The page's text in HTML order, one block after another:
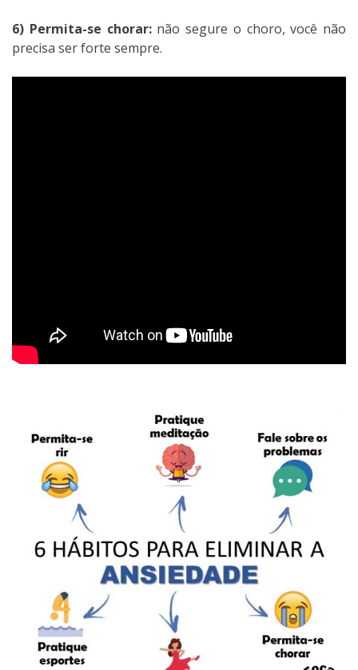
6) Permita-se chorar:não segure o choro, você não
precisa ser forte sempre.